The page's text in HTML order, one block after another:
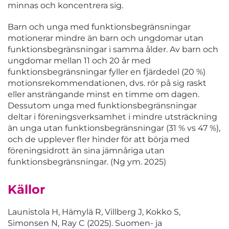
minnas och koncentrera sig.
Barn och unga med funktionsbegränsningar
motionerar mindre än barn och ungdomar utan
funktionsbegränsningar i samma ålder. Av barn och
ungdomar mellan 11 och 20 år med
funktionsbegränsningar fyller en fjärdedel (20 %)
motionsrekommendationen, dvs. rör på sig raskt
eller ansträngande minst en timme om dagen.
Dessutom unga med funktionsbegränsningar
deltar i föreningsverksamhet i mindre utsträckning
än unga utan funktionsbegränsningar (31 % vs 47 %),
och de upplever fler hinder för att börja med
föreningsidrott än sina jämnåriga utan
funktionsbegränsningar. (Ng ym. 2025)
Källor
Launistola H, Hämylä R, Villberg J, Kokko S,
Simonsen N, Ray C (2025). Suomen- ja